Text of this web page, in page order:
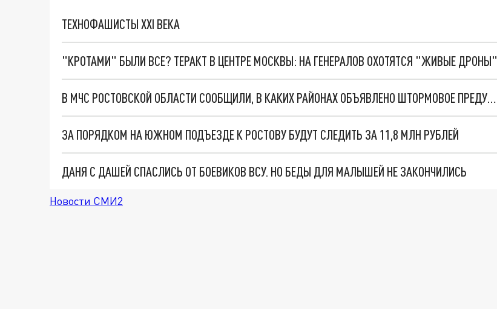
ТЕХНОФАШИСТЫ XXI ВЕКА
"КРОТАМИ" БЫЛИ ВСЕ? ТЕРАКТ В ЦЕНТРЕ МОСКВЫ: НА ГЕНЕРАЛОВ ОХОТЯТСЯ "ЖИВЫЕ ДРОНЫ"
В МЧС РОСТОВСКОЙ ОБЛАСТИ СООБЩИЛИ, В КАКИХ РАЙОНАХ ОБЪЯВЛЕНО ШТОРМОВОЕ ПРЕДУПРЕЖДЕНИЕ
ЗА ПОРЯДКОМ НА ЮЖНОМ ПОДЪЕЗДЕ К РОСТОВУ БУДУТ СЛЕДИТЬ ЗА 11,8 МЛН РУБЛЕЙ
ДАНЯ С ДАШЕЙ СПАСЛИСЬ ОТ БОЕВИКОВ ВСУ. НО БЕДЫ ДЛЯ МАЛЫШЕЙ НЕ ЗАКОНЧИЛИСЬ
Новости СМИ2